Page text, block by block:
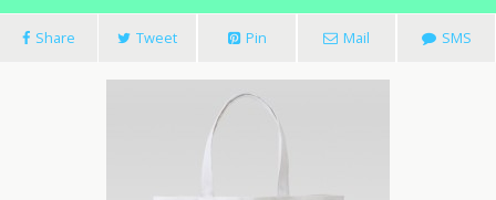
Share Tweet Pin Mail SMS